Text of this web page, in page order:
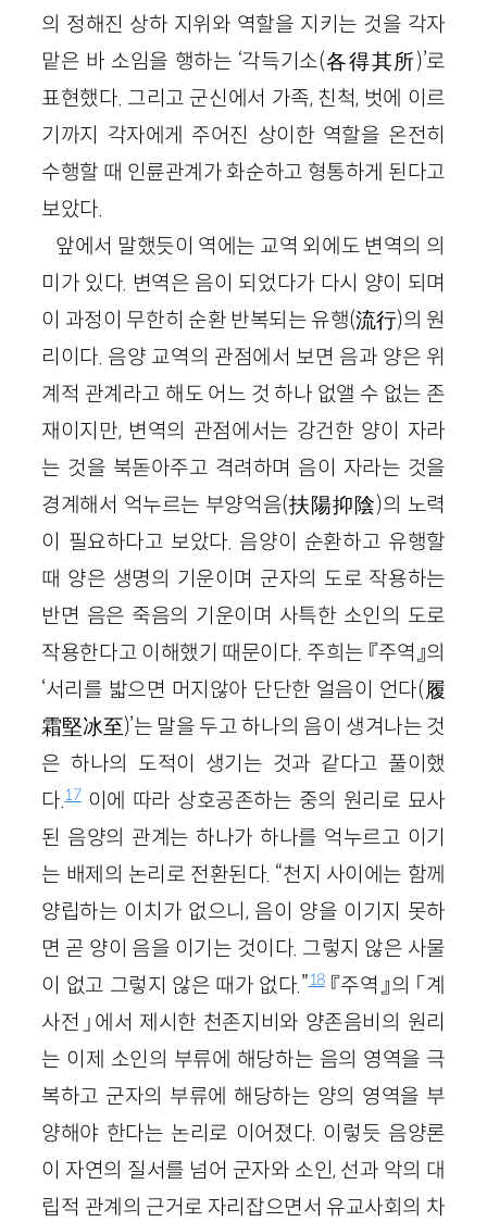
의 정해진 상하 지위와 역할을 지키는 것을 각자
맡은 바 소임을 행하는 ‘각득기소(各得其所)’로
표현했다. 그리고 군신에서 가족, 친척, 벗에 이르
기까지 각자에게 주어진 상이한 역할을 온전히
수행할 때 인륜관계가 화순하고 형통하게 된다고
보았다.
앞에서 말했듯이 역에는 교역 외에도 변역의 의
미가 있다. 변역은 음이 되었다가 다시 양이 되며
이 과정이 무한히 순환 반복되는 유행(流行)의 원
리이다. 음양 교역의 관점에서 보면 음과 양은 위
계적 관계라고 해도 어느 것 하나 없앨 수 없는 존
재이지만, 변역의 관점에서는 강건한 양이 자라
는 것을 북돋아주고 격려하며 음이 자라는 것을
경계해서 억누르는 부양억음(扶陽抑陰)의 노력
이 필요하다고 보았다. 음양이 순환하고 유행할
때 양은 생명의 기운이며 군자의 도로 작용하는
반면 음은 죽음의 기운이며 사특한 소인의 도로
작용한다고 이해했기 때문이다. 주희는 『주역』의
‘서리를 밟으면 머지않아 단단한 얼음이 언다(履
霜堅冰至)’는 말을 두고 하나의 음이 생겨나는 것
은 하나의 도적이 생기는 것과 같다고 풀이했
다.17이에 따라 상호공존하는 중의 원리로 묘사
된 음양의 관계는 하나가 하나를 억누르고 이기
는 배제의 논리로 전환된다. “천지 사이에는 함께
양립하는 이치가 없으니, 음이 양을 이기지 못하
면 곧 양이 음을 이기는 것이다. 그렇지 않은 사물
이 없고 그렇지 않은 때가 없다.”18『주역』의 「계
사전」에서 제시한 천존지비와 양존음비의 원리
는 이제 소인의 부류에 해당하는 음의 영역을 극
복하고 군자의 부류에 해당하는 양의 영역을 부
양해야 한다는 논리로 이어졌다. 이렇듯 음양론
이 자연의 질서를 넘어 군자와 소인, 선과 악의 대
립적 관계의 근거로 자리잡으면서 유교사회의 차